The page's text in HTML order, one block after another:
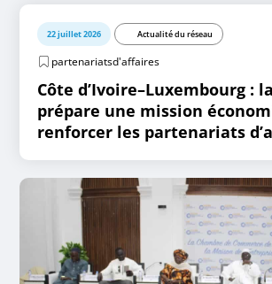
22 juillet 2026 Actualité du réseau
partenariatsd'affaires
Côte d’Ivoire–Luxembourg : la
prépare une mission
renforcer les partenariats